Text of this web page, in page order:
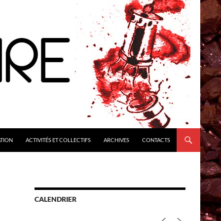
ACTIVITÉS ET COLLECTIFS ARCHIVES CONTACTS
CALENDRIER